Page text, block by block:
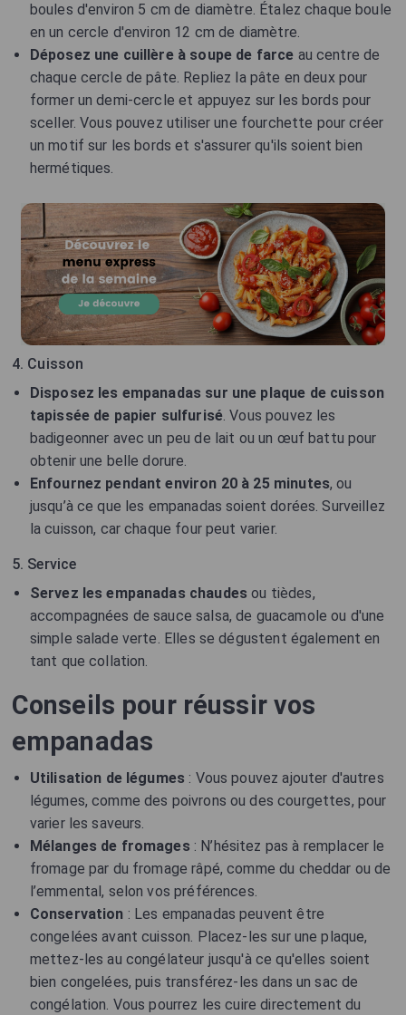
boules d'environ 5 cm de diamètre. Étalez chaque boule
en un cercle d'environ 12 cm de diamètre.
Déposez une cuillère à soupe de farce au centre de
chaque cercle de pâte. Repliez la pâte en deux pour
former un demi-cercle et appuyez sur les bords pour
sceller. Vous pouvez utiliser une fourchette pour créer
un motif sur les bords et s'assurer qu'ils soient bien
hermétiques.
4. Cuisson
Disposez les empanadas sur une plaque de cuisson
tapissée de papier sulfurisé. Vous pouvez les
badigeonner avec un peu de lait ou un œuf battu pour
obtenir une belle dorure.
Enfournez pendant environ 20 à 25 minutes, ou
jusqu’à ce que les empanadas soient dorées. Surveillez
la cuisson, car chaque four peut varier.
5. Service
Servez les empanadas chaudes ou tièdes,
accompagnées de sauce salsa, de guacamole ou d'une
simple salade verte. Elles se dégustent également en
tant que collation.
Conseils pour réussir vos
empanadas
Utilisation de légumes : Vous pouvez ajouter d'autres
légumes, comme des poivrons ou des courgettes, pour
varier les saveurs.
Mélanges de fromages : N’hésitez pas à remplacer le
fromage par du fromage râpé, comme du cheddar ou de
l’emmental, selon vos préférences.
Conservation : Les empanadas peuvent être
congelées avant cuisson. Placez-les sur une plaque,
mettez-les au congélateur jusqu'à ce qu'elles soient
bien congelées, puis transférez-les dans un sac de
congélation. Vous pourrez les cuire directement du